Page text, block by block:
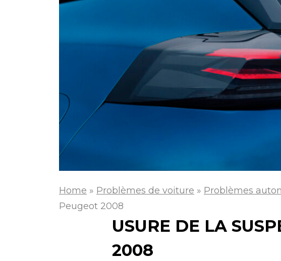
Home » Problèmes de voiture » Problèmes
Peugeot 2008
USURE DE LA
2008